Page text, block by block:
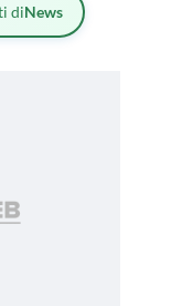
diNews